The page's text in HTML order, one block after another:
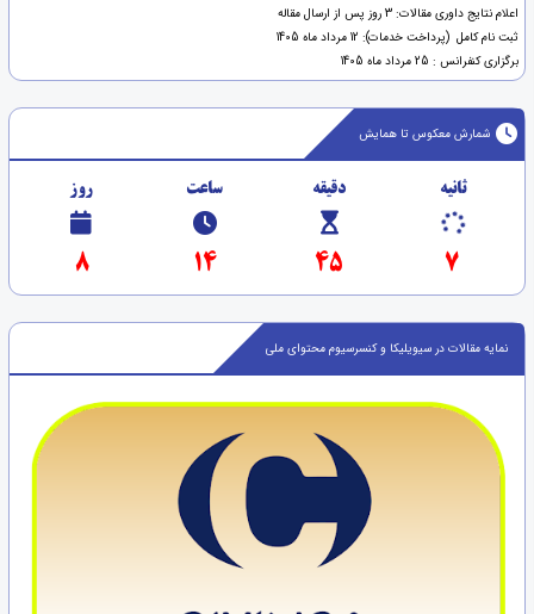
اعلام نتایج داوری مقالات: 3 روز پس از ارسال مقاله
ثبت نام کامل (پرداخت خدمات): 12 مرداد ماه 1405
برگزاری کنفرانس : 25 مرداد ماه 1405
شمارش معکوس تا همایش
ثانیه دقیقه ساعت روز
6
45
14
8
نمایه مقالات در سیویلیکا و کنسرسیوم محتوای ملی